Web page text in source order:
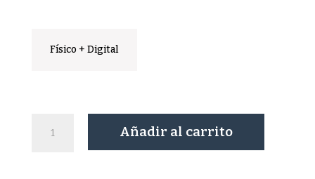
Físico + Digital
poder
Añadir al carrito